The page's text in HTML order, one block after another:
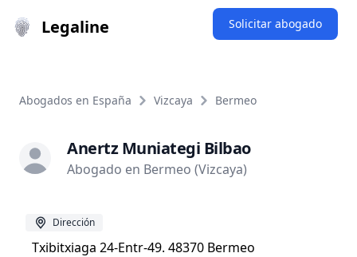
Legaline Solicitar abogado
Abogados en España Vizcaya Bermeo
Anertz Muniategi Bilbao
Abogado en Bermeo (Vizcaya)
Dirección
Txibitxiaga 24-Entr-49. 48370 Bermeo